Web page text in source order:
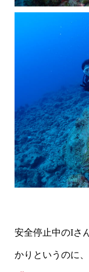
安全停止中のIさ
かりというのに